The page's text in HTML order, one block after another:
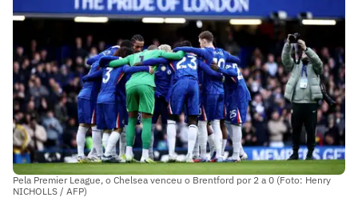
Pela Premier League, o Chelsea venceu o Brentford por 2 a 0 (Foto: Henry
NICHOLLS / AFP)